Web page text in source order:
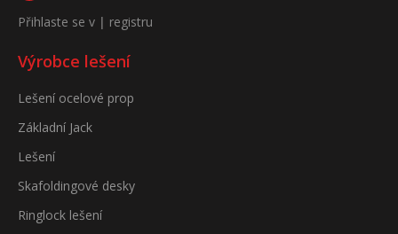
Přihlaste se v | registru
Výrobce lešení
Lešení ocelové prop
Základní Jack
Lešení
Skafoldingové desky
Ringlock lešení